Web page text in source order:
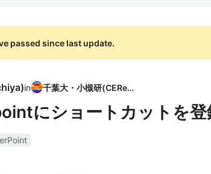
passed since last update.
)in 千葉大・小槻研(CEReS)
にショートカットを登